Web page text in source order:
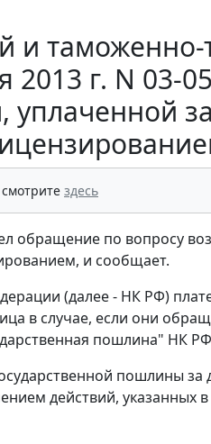
и
г. N 03-
уплаченной
здесь
обращение по вопросу
и сообщает.
(далее - НК РФ)
в случае, если они
пошлина" НК
пошлины за
действий, указанных в